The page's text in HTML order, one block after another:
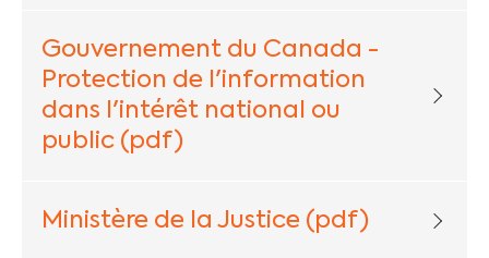
Gouvernement du Canada -
Protection de l'information
dans l'intérêt national ou
public (pdf)
Ministère de la Justice (pdf)